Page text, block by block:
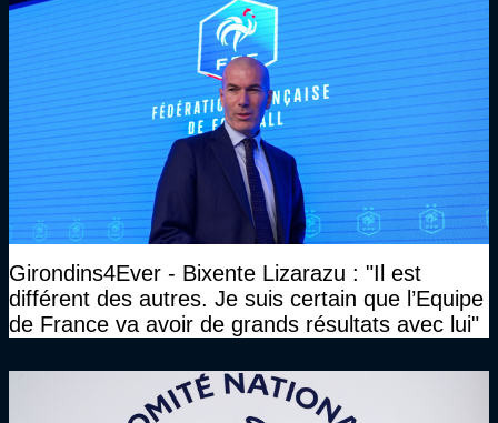
Girondins4Ever - Bixente Lizarazu : "Il est
différent des autres. Je suis certain que l’Equipe
de France va avoir de grands résultats avec lui"